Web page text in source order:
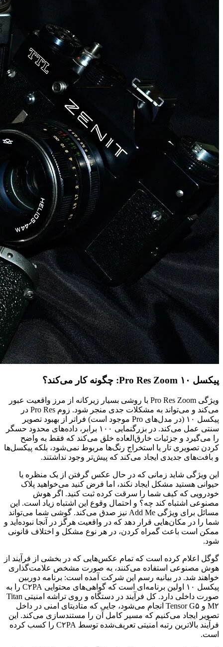
پیکسل ۱۰ Pro Res Zoom: چگونه کار می‌کند؟
ویژگی Pro Res Zoom با روشی بسیار زیرکانه از مرز واقعیت عبور
می‌کند و می‌تواند به مشکلات جدی منجر شود. زوم Pro Res در
پیکسل ۱۰ (در مدل‌های Pro موجود است) فراتر از بهبود تصویر
سنتی عمل می‌کند. در بزرگنمایی ۱۰۰ برابر، داده‌های محدود حسگر
را می‌گیرد و جزئیات خارق‌العاده خلق می‌کند که فقط به واضح
کردن تصویری تار یا استخراج رنگ‌ها مربوط نمی‌شود، بلکه پیکسل‌ها
و بافت‌های جدیدی ایجاد می‌کند که پیش‌تر وجود نداشتند.
این ویژگی شاید زمانی که در حال عکس گرفتن از یک منظره یا
حیوانی هستید مشکل ایجاد نکند، اما فرض کنید می‌خواهید پلاک
خودرویی که کیف شما را سرقت کرده ثبت کنید. اگر هوش
مصنوعی اشتباه کند چه؟ و احتمال وقوع این اشتباه زیاد است. این
مسائل برای ویژگی Add Me نیز صدق می‌کند. گوشی شما می‌تواند
شما را در مکان‌هایی قرار دهد که در واقعیت هرگز در آنجا نبوده‌اید و
ممکن است باعث گمراه کردن، در هر نوع مشکل و اختلاف قانونی
شود.
گوگل اعلام کرده است که تمام عکس‌هایی که در بخشی از فرآیند از
هوش مصنوعی استفاده می‌کنند، به صورت مشخص علامت‌گذاری
خواهند شد. در بیانیه رسم این شرکت آمده است: برنامه دوربین
پیکسل ۱۰ اولین برنامه‌ای است که گواهی‌های محتوایی C۲PA را به
صورت داخلی دارد. کل فرآیند در دستگاه و روی تراشه امنیتی Titan
M۲ و Tensor G۵ انجام می‌شود، جایی که متادیتای امنی در داخل
تصویر ایجاد می‌کنیم که مسیر کامل آن را مستندسازی می‌کند. این
فرآیند بالاترین رتبه امنیتی تعریف‌شده توسط C۲PA را کسب کرده
است.